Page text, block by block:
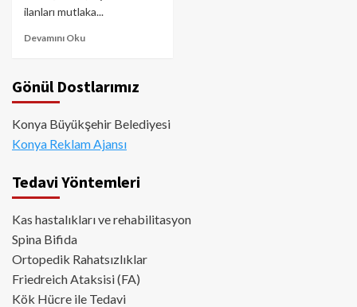
ilanları mutlaka...
Devamını Oku
Gönül Dostlarımız
Konya Büyükşehir Belediyesi
Konya Reklam Ajansı
Tedavi Yöntemleri
Kas hastalıkları ve rehabilitasyon
Spina Bifida
Ortopedik Rahatsızlıklar
Friedreich Ataksisi (FA)
Kök Hücre ile Tedavi